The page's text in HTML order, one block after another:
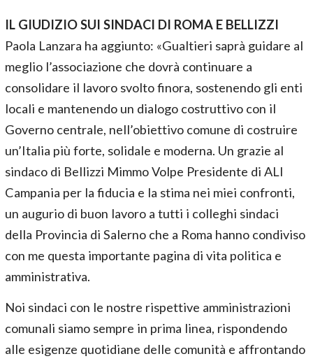
IL GIUDIZIO SUI SINDACI DI ROMA E BELLIZZI
Paola Lanzara ha aggiunto: «Gualtieri saprà guidare al
meglio l’associazione che dovrà continuare a
consolidare il lavoro svolto finora, sostenendo gli enti
locali e mantenendo un dialogo costruttivo con il
Governo centrale, nell’obiettivo comune di costruire
un’Italia più forte, solidale e moderna. Un grazie al
sindaco di Bellizzi Mimmo Volpe Presidente di ALI
Campania per la fiducia e la stima nei miei confronti,
un augurio di buon lavoro a tutti i colleghi sindaci
della Provincia di Salerno che a Roma hanno condiviso
con me questa importante pagina di vita politica e
amministrativa.
Noi sindaci con le nostre rispettive amministrazioni
comunali siamo sempre in prima linea, rispondendo
alle esigenze quotidiane delle comunità e affrontando